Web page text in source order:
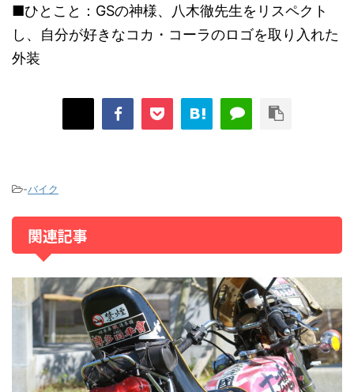
■ひとこと：GSの神様、八木徹先生をリスペクト
し、自分が好きなコカ・コーラのロゴを取り入れた
外装
-バイク
関連記事